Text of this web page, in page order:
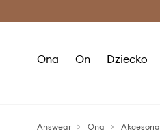
Ona On Dziecko
Answear Ona Akcesoria